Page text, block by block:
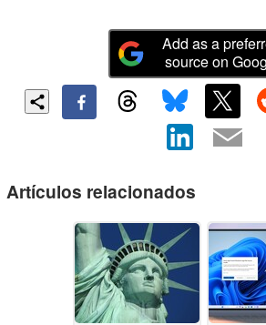
Add as a
source on
Artículos relacionados